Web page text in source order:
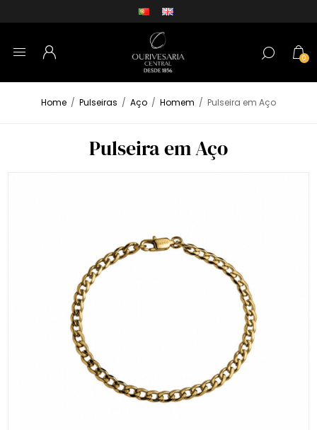
0
Home / Pulseiras / Aço / Homem / Pulseira em Aço
Pulseira em Aço